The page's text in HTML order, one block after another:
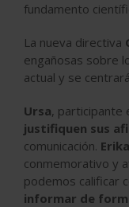
fundamento
La nueva directiva
engañosas sobre
actual y se
Ursa, participante
justifiquen sus
comunicación.
conmemorativo y
podemos calificar
informar de